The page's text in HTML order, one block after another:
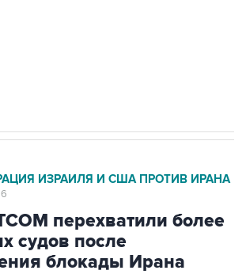
ИЗРАИЛЯ И США ПРОТИВ ИРАНА
перехватили более
судов после
блокады Ирана